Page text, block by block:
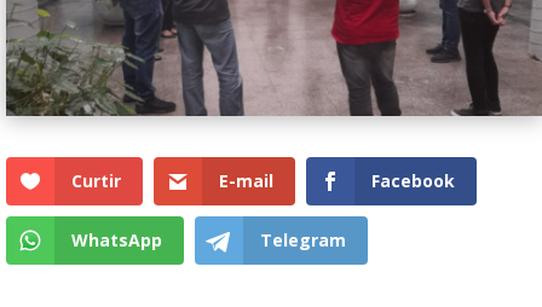
Curtir E-mail Facebook
WhatsApp Telegram